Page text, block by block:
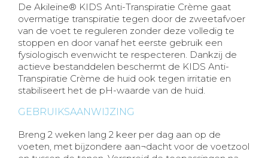
De Akileïne® KIDS Anti-Transpiratie Crème gaat
overmatige transpiratie tegen door de zweetafvoer
van de voet te reguleren zonder deze volledig te
stoppen en door vanaf het eerste gebruik een
fysiologisch evenwicht te respecteren. Dankzij de
actieve bestanddelen beschermt de KIDS Anti-
Transpiratie Crème de huid ook tegen irritatie en
stabiliseert het de pH-waarde van de huid.
GEBRUIKSAANWIJZING
Breng 2 weken lang 2 keer per dag aan op de
voeten, met bijzondere aan¬dacht voor de voetzool